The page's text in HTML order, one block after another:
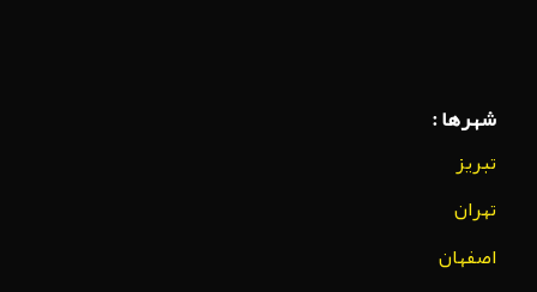
شهرها :
تبریز
تهران
اصفهان